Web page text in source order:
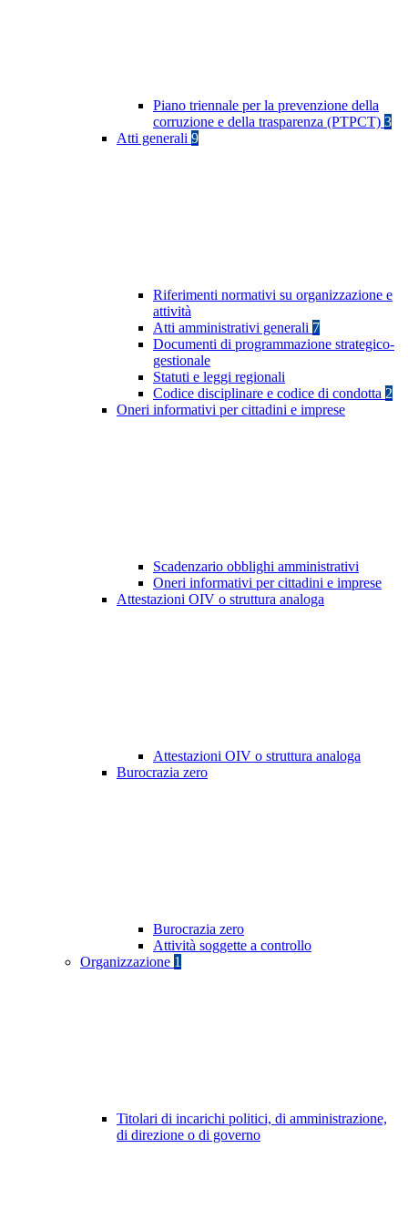
Piano triennale per la prevenzione della
corruzione e della trasparenza (PTPCT) 3
Atti generali 9
Riferimenti normativi su organizzazione e
attività
Atti amministrativi generali 7
Documenti di programmazione strategico-
gestionale
Statuti e leggi regionali
Codice disciplinare e codice di condotta 2
Oneri informativi per cittadini e imprese
Scadenzario obblighi amministrativi
Oneri informativi per cittadini e imprese
Attestazioni OIV o struttura analoga
Attestazioni OIV o struttura analoga
Burocrazia zero
Burocrazia zero
Attività soggette a controllo
Organizzazione 1
Titolari di incarichi politici, di amministrazione,
di direzione o di governo